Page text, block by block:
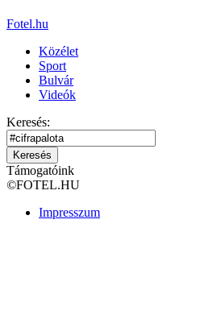
Fotel.hu
Közélet
Sport
Bulvár
Videók
Keresés:
Keresés
Támogatóink
©FOTEL.HU
Impresszum